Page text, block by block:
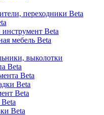
переходники Beta
Beta
мебель Beta
выколотки
Beta
Beta
Beta
Beta
Beta